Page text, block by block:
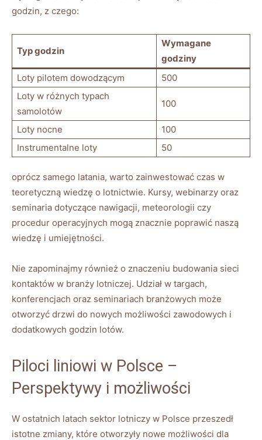
godzin, z czego:
Typ godzin
Wymagane
godziny
Loty pilotem dowodzącym
500
Loty w różnych typach
samolotów
100
Loty nocne
100
Instrumentalne loty
50
oprócz samego latania, warto zainwestować czas w
teoretyczną wiedzę o lotnictwie. Kursy, webinarzy oraz
seminaria dotyczące nawigacji, meteorologii czy
procedur operacyjnych mogą znacznie poprawić naszą
wiedzę i umiejętności.
Nie zapominajmy również o znaczeniu budowania sieci
kontaktów w branży lotniczej. Udział w targach,
konferencjach oraz seminariach branżowych może
otworzyć drzwi do nowych możliwości zawodowych i
dodatkowych godzin lotów.
Piloci liniowi w Polsce –
Perspektywy i możliwości
W ostatnich latach sektor lotniczy w Polsce przeszedł
istotne zmiany, które otworzyły nowe możliwości dla